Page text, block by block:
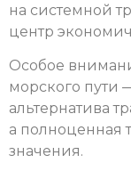
на системной
центр
Особое
морского пути
альтернатива
а полноценная
значения.